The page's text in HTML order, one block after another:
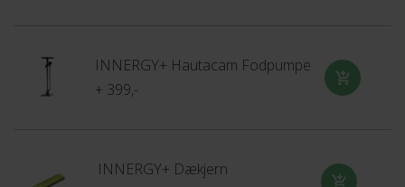
lokale Fri BikeShop butik og oplev enestående fart og
INNERGY+ Hautacam Fodpumpe
+ 399,-
INNERGY+ Dækjern